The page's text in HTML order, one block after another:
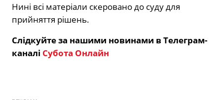
Нині всі матеріали скеровано до суду для
прийняття рішень.
Слідкуйте за нашими новинами в Телеграм-
каналі Субота Онлайн